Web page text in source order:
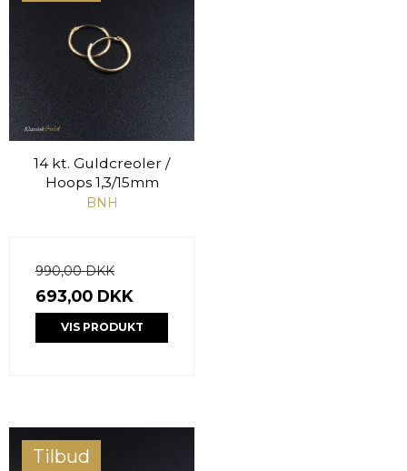
14 kt. Guldcreoler /
Hoops 1,3/15mm
BNH
990,00 DKK
693,00 DKK
VIS PRODUKT
Tilbud